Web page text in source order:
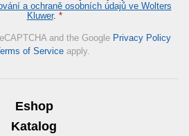
a ochraně osobních údajů ve Wolters
Kluwer. *
and the Google Privacy Policy
of Service apply.
Eshop
Katalog